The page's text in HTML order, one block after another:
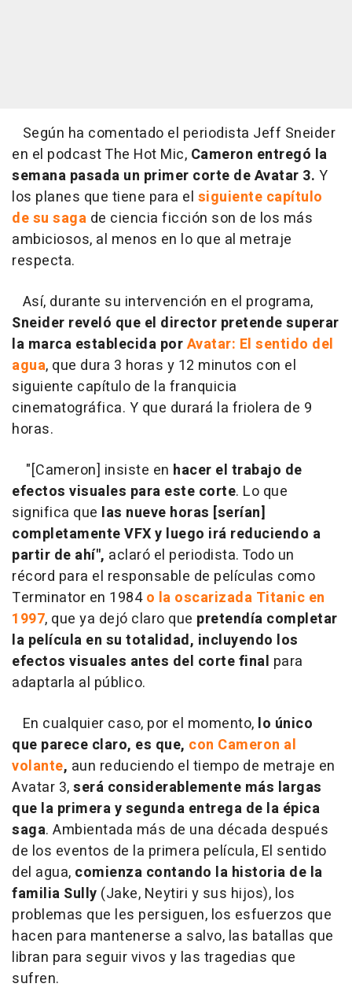
Según ha comentado el periodista Jeff Sneider
en el podcast The Hot Mic, Cameron entregó la
semana pasada un primer corte de Avatar 3. Y
los planes que tiene para el siguiente capítulo
de su saga de ciencia ficción son de los más
ambiciosos, al menos en lo que al metraje
respecta.
Así, durante su intervención en el programa,
Sneider reveló que el director pretende superar
la marca establecida porAvatar: El sentido del
agua, que dura 3 horas y 12 minutos con el
siguiente capítulo de la franquicia
cinematográfica. Y que durará la friolera de 9
horas.
"[Cameron] insiste en hacer el trabajo de
efectos visuales para este corte. Lo que
significa que las nueve horas [serían]
completamente VFX y luego irá reduciendo a
partir de ahí", aclaró el periodista. Todo un
récord para el responsable de películas como
Terminator en 1984o la oscarizada Titanic en
1997, que ya dejó claro que pretendía completar
la película en su totalidad, incluyendo los
efectos visuales antes del corte final para
adaptarla al público.
En cualquier caso, por el momento, lo único
que parece claro, es que, con Cameron al
volante, aun reduciendo el tiempo de metraje en
Avatar 3,será considerablemente más largas
que la primera y segunda entrega de la épica
saga. Ambientada más de una década después
de los eventos de la primera película, El sentido
del agua, comienza contando la historia de la
familia Sully (Jake, Neytiri y sus hijos), los
problemas que les persiguen, los esfuerzos que
hacen para mantenerse a salvo, las batallas que
libran para seguir vivos y las tragedias que
sufren.